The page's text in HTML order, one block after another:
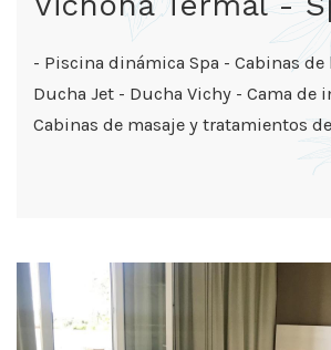
- Piscina dinámica Spa - Cabinas
Ducha Jet - Ducha Vichy - Cama de
Cabinas de masaje y tratamientos